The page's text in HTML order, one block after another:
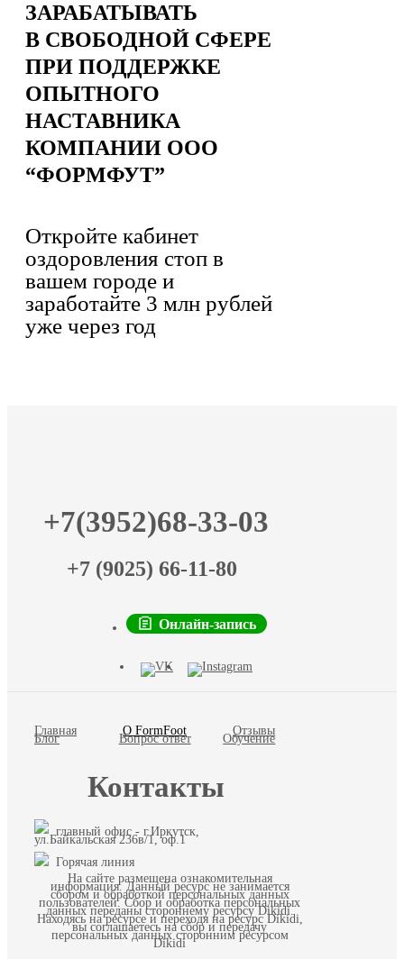
ЗАРАБАТЫВАТЬ
В СВОБОДНОЙ СФЕРЕ
ПРИ ПОДДЕРЖКЕ
ОПЫТНОГО
НАСТАВНИКА
КОМПАНИИ ООО
“ФОРМФУТ”
Откройте кабинет
оздоровления стоп в
вашем городе и
заработайте 3 млн рублей
уже через год
+7(3952)68-33-03
+7 (9025) 66-11-80
Онлайн-запись
Главная О FormFoot Отзывы
Блог Вопрос ответ Обучение
Контакты
главный офис - г.Иркутск,
ул.Байкальская 236в/1, оф.1
Горячая линия
На сайте размещена ознакомительная
информация. Данный ресурс не занимается
сбором и обработкой персональных данных
пользователей. Сбор и обработка персональных
данных переданы стороннему ресурсу Dikidi.
Находясь на ресурсе и переходя на ресурс Dikidi,
вы соглашаетесь на сбор и передачу
персональных данных сторонним ресурсом
Dikidi